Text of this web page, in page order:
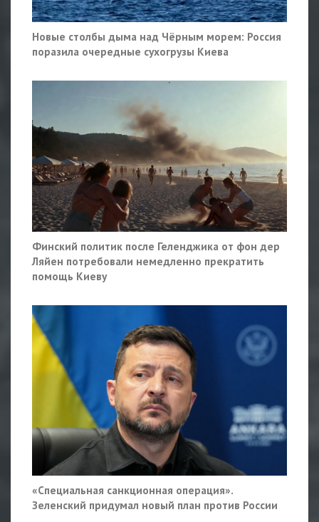
Новые столбы дыма над Чёрным морем: Россия
поразила очередные сухогрузы Киева
Финский политик после Геленджика от фон дер
Ляйен потребовали немедленно прекратить
помощь Киеву
«Специальная санкционная операция».
Зеленский придумал новый план против России